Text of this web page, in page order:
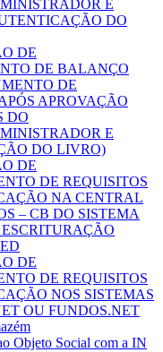
E
DO
DE
DE BALANÇO
DE
APROVAÇÃO
DO
E
DO LIVRO)
DE
DE REQUISITOS
NA CENTRAL
– CB DO SISTEMA
DE
DE REQUISITOS
NOS SISTEMAS
OU FUNDOS.NET
Objeto Social com a IN